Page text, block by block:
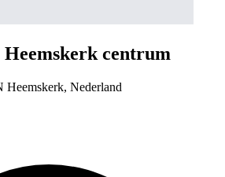
centrum
Heemskerk, Nederland